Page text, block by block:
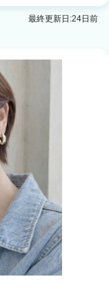
最終更新日:24日前